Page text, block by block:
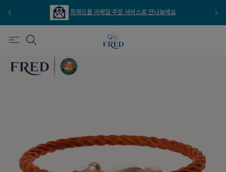
프레드를 이메일 주문 서비스로 만나보세요